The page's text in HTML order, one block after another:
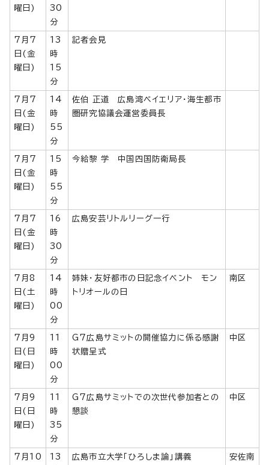
曜日)
30
分
7月7
日(金
曜日)
13
時
15
分
記者会見
7月7
日(金
曜日)
14
時
55
分
佐伯 正道 広島湾ベイエリア・海生都市
圏研究協議会運営委員長
7月7
日(金
曜日)
15
時
55
分
今給黎 学 中国四国防衛局長
7月7
日(金
曜日)
16
時
30
分
広島安芸リトルリーグ一行
7月8
日(土
曜日)
14
時
00
分
姉妹・友好都市の日記念イベント モン
トリオールの日
南区
7月9
日(日
曜日)
11
時
00
分
G7広島サミットの開催協力に係る感謝
状贈呈式
中区
7月9
日(日
曜日)
11
時
35
分
G7広島サミットでの次世代参加者との
懇談
中区
7月10
13
広島市立大学「ひろしま論」講義
安佐南